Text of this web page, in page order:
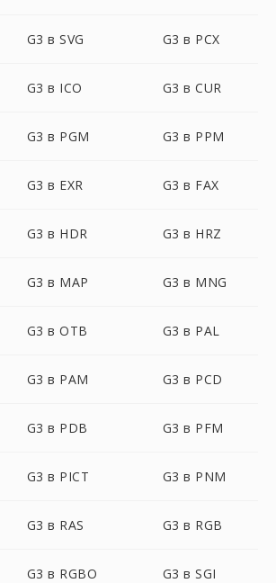
G3 в SVG G3 в PCX
G3 в ICO G3 в CUR
G3 в PGM G3 в PPM
G3 в EXR G3 в FAX
G3 в HDR G3 в HRZ
G3 в MAP G3 в MNG
G3 в OTB G3 в PAL
G3 в PAM G3 в PCD
G3 в PDB G3 в PFM
G3 в PICT G3 в PNM
G3 в RAS G3 в RGB
G3 в RGBO G3 в SGI